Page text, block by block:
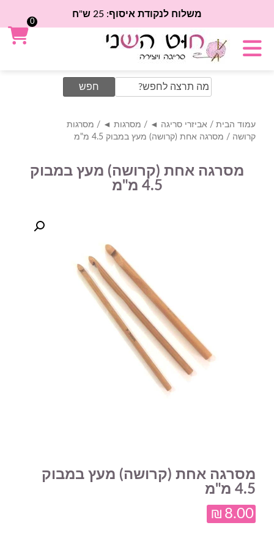
משלוח לנקודת איסוף: 25 ש"ח
Search
for:
עמוד הבית / אביזרי סריגה ◄ / מסרגות ◄ / מסרגות
קרושה / מסרגה אחת (קרושה) מעץ במבוק 4.5 מ"מ
מסרגה אחת (קרושה) מעץ במבוק
4.5 מ"מ
מסרגה אחת (קרושה) מעץ במבוק
4.5 מ"מ
₪ 8.00
0